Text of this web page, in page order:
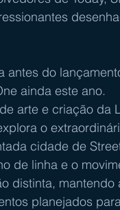
antes do
ainda este ano.
arte e criação da
o
cidade de
de linha e o
distinta,
planejados